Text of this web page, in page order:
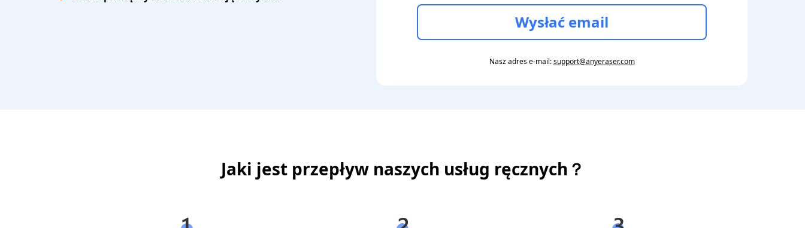
Wysłać email
Nasz adres e-mail:support@anyeraser.com
Jaki jest przepływ naszych usług ręcznych？